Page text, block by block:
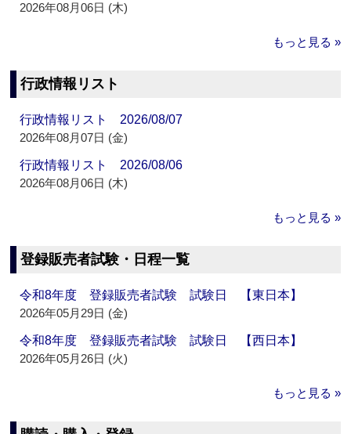
2026年08月06日 (木)
もっと見る »
行政情報リスト
行政情報リスト 2026/08/07
2026年08月07日 (金)
行政情報リスト 2026/08/06
2026年08月06日 (木)
もっと見る »
登録販売者試験・日程一覧
令和8年度 登録販売者試験 試験日 【東日本】
2026年05月29日 (金)
令和8年度 登録販売者試験 試験日 【西日本】
2026年05月26日 (火)
もっと見る »